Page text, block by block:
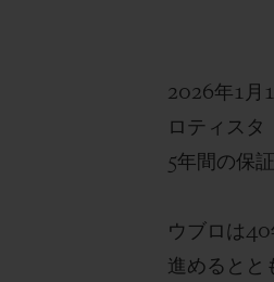
2026年1月
ロティス
5年間の保
ウブロは
進めるとと